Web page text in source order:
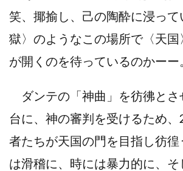
笑、揶揄し、己の陶酔に浸っ
獄〉のようなこの場所で〈天
が開くのを待っているのかーー
ダンテの「神曲」を彷彿とさ
台に、神の審判を受けるため
者たちが天国の門を目指し彷徨
は滑稽に、時には暴力的に、